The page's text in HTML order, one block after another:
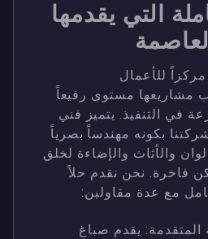
التي يقدمها
للأعمال
مشاريعها مستوى رفيعاً
في التنفيذ. يتميز فني
بكونه مهندساً بصرياً
والأثاث والإضاءة لخلق
نحن نقدم حلاً
مع عدة مقاولين:
المتقدمة: يقدم صباغ